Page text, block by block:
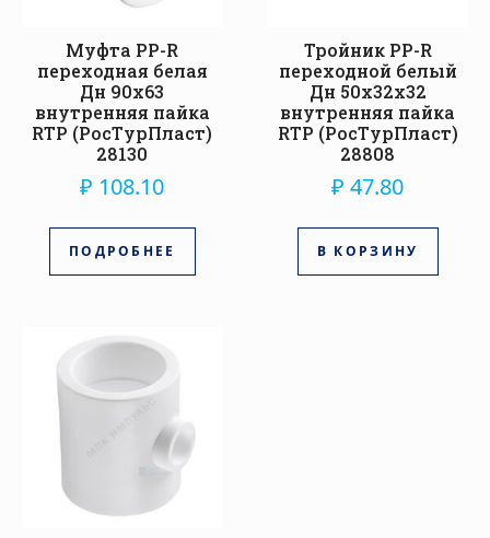
Муфта PP-R
переходная белая
Дн 90х63
внутренняя пайка
RTP (РосТурПласт)
28130
₽ 108.10
ПОДРОБНЕЕ
Тройник PP-R
переходной белый
Дн 50х32х32
внутренняя пайка
RTP (РосТурПласт)
28808
₽ 47.80
В КОРЗИНУ